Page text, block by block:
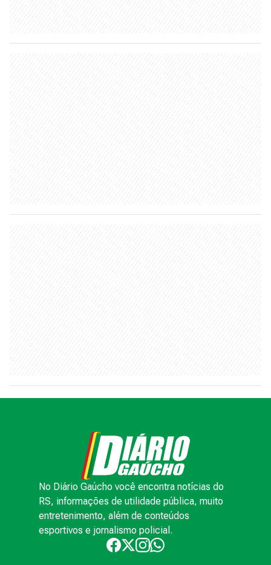
No Diário Gaúcho você encontra notícias do
RS, informações de utilidade pública, muito
entretenimento, além de conteúdos
esportivos e jornalismo policial.